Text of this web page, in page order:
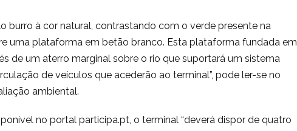
burro à cor natural, contrastando com o verde presente na
uma plataforma em betão branco. Esta plataforma fundada em
de um aterro marginal sobre o rio que suportará um sistema
de veículos que acederão ao terminal”, pode ler-se no
ambiental.
no portal participa.pt, o terminal “deverá dispor de quatro